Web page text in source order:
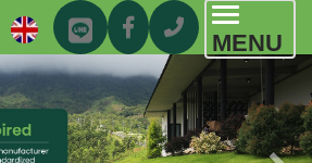
MENU